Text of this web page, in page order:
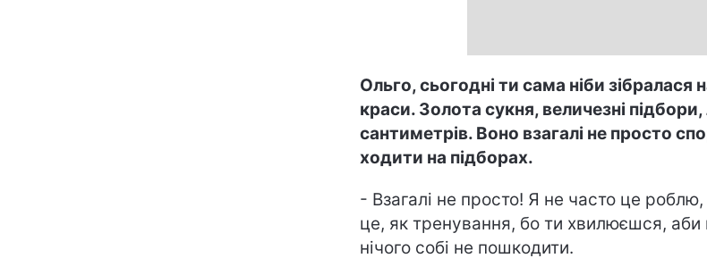
Ольго, сьогодні ти сама ніби зібралася
краси. Золота сукня, величезні
сантиметрів. Воно взагалі не просто
ходити на підборах.
- Взагалі не просто! Я не часто це роблю,
це, як тренування, бо ти хвилюєшся, аби
нічого собі не пошкодити.